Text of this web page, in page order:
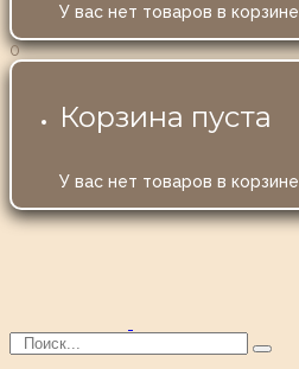
У вас нет товаров в корзине
0
Корзина пуста
У вас нет товаров в корзине